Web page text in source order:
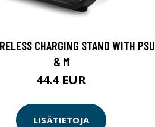
CHARGING STAND WITH PSU
& M
44.4 EUR
LISÄTIETOJA